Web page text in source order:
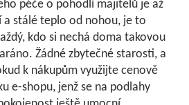
péče o pohodlí majitelů je až
a stálé teplo od nohou, je to
kdo si nechá doma takovou
Žádné zbytečné starosti, a
k nákupům využijte cenově
e-shopu, jenž se na podlahy